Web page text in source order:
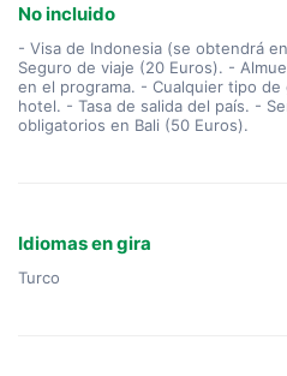
No incluido
- Visa de Indonesia (se obtendrá
Seguro de viaje (20 Euros). -
en el programa. - Cualquier tipo
hotel. - Tasa de salida del país. -
obligatorios en Bali (50 Euros).
Idiomas en gira
Turco